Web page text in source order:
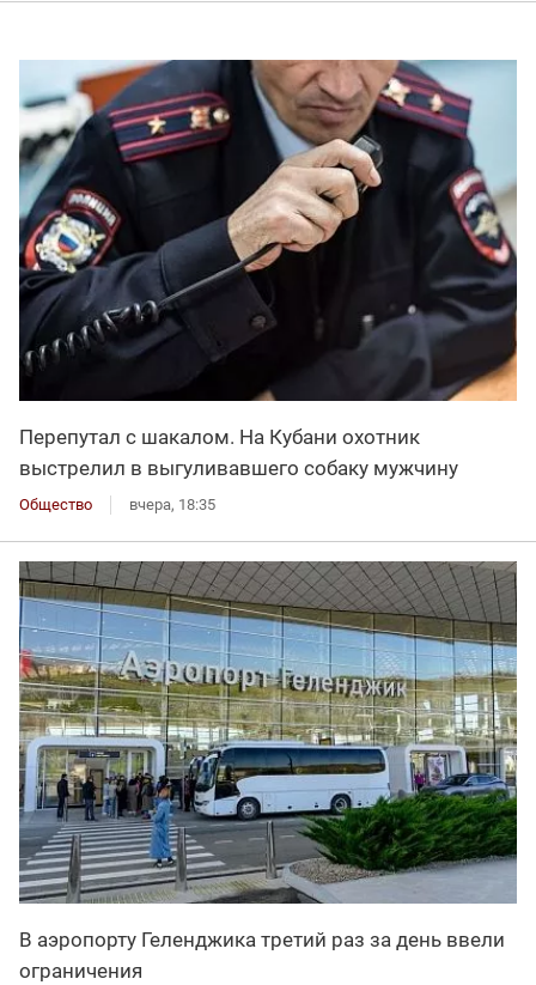
Перепутал с шакалом. На Кубани охотник
выстрелил в выгуливавшего собаку мужчину
Общество вчера, 18:35
В аэропорту Геленджика третий раз за день ввели
ограничения